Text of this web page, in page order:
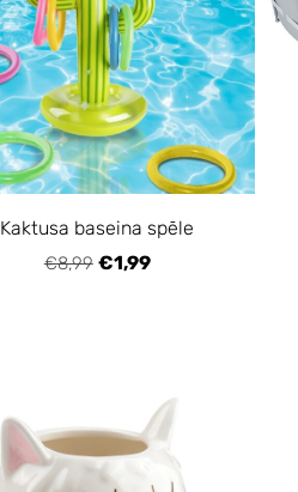
Kaktusa baseina spēle
€8,99 €1,99